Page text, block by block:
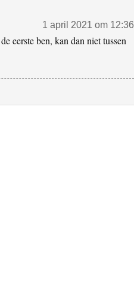
1 april 2021 om 12:36
eerste ben, kan dan niet tussen